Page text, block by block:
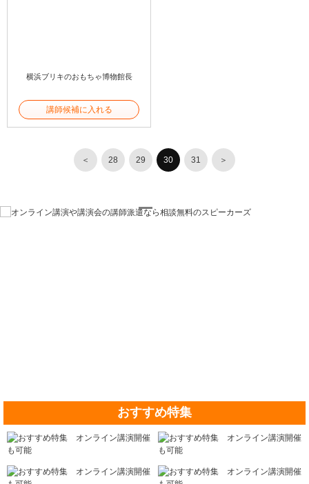
横浜ブリキのおもちゃ博物館長
講師候補に入れる
＜ 28 29 30 31 ＞
おすすめ特集